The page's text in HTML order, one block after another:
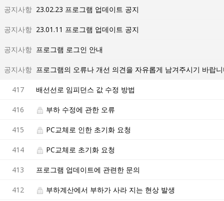
공지사항 23.02.23 프로그램 업데이트 공지
공지사항 23.01.11 프로그램 업데이트 공지
공지사항 프로그램 로그인 안내
공지사항 프로그램의 오류나 개선 의견을 자유롭게 남겨주시기 바랍
417 배선선로 임피던스 값 수정 방법
416 부하 수정에 관한 오류
415 PC교체로 인한 초기화 요청
414 PC교체로 초기화 요청
413 프로그램 업데이트에 관련한 문의
412 부하계산에서 부하가 사라 지는 현상 발생